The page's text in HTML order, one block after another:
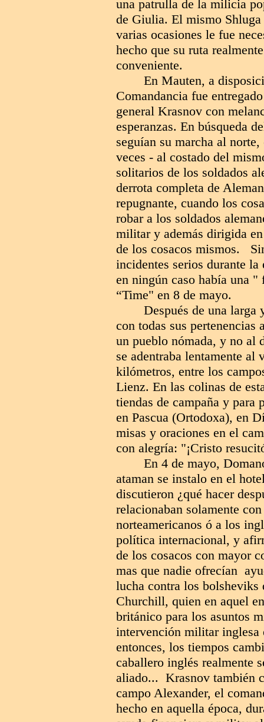
una patrulla de la milicia
de Giulia. El mismo
varias ocasiones le fue
hecho que su ruta
conveniente.
En Mauten, a
Comandancia fue
general Krasnov con
esperanzas. En búsqueda
seguían su marcha al
veces - al costado del
solitarios de los soldados
derrota completa de
repugnante, cuando los
robar a los soldados
militar y además dirigida
de los cosacos mismos.
incidentes serios durante
en ningún caso había una
“Time" en 8 de mayo.
Después de una
con todas sus pertenencias
un pueblo nómada, y no al
se adentraba lentamente
kilómetros, entre los
Lienz. En las colinas de
tiendas de campaña y para
en Pascua (Ortodoxa), en
misas y oraciones en el
con alegría: "¡Cristo
En 4 de mayo,
ataman se instalo en el
discutieron ¿qué hacer
relacionaban solamente
norteamericanos ó a los
política internacional, y
de los cosacos con mayor
mas que nadie ofrecían
lucha contra los
Churchill, quien en aquel
británico para los asuntos
intervención militar inglesa
entonces, los tiempos
caballero inglés realmente
aliado... Krasnov también
campo Alexander, el
hecho en aquella época,